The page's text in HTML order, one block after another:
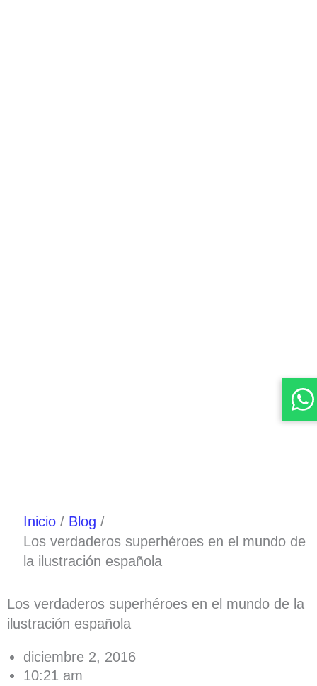
Inicio
Blog
Los verdaderos superhéroes en el mundo de
la ilustración española
Los verdaderos superhéroes en el mundo de la
ilustración española
diciembre 2, 2016
10:21 am